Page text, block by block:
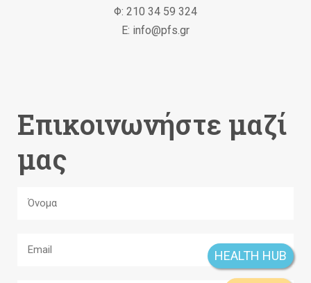
Φ: 210 34 59 324
Ε: info@pfs.gr
Επικοινωνήστε μαζί
μας
HEALTH HUB